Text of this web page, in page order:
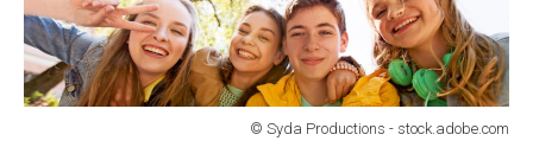
© Syda Productions - stock.adobe.com